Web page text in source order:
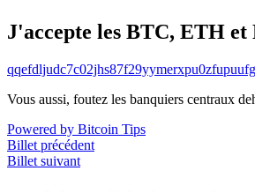
J'accepte les BTC, ETH et
Vous aussi, foutez les banquiers centraux
Powered by Bitcoin Tips
Billet précédent
Billet suivant